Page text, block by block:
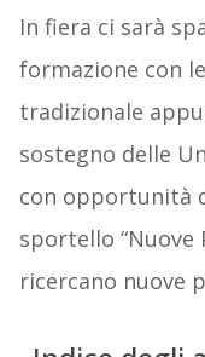
In fiera ci sarà
formazione con
tradizionale
sostegno delle
con opportunità
sportello “Nuove
ricercano nuove